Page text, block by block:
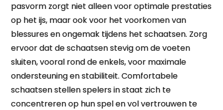
pasvorm zorgt niet alleen voor optimale prestaties
op het ijs, maar ook voor het voorkomen van
blessures en ongemak tijdens het schaatsen. Zorg
ervoor dat de schaatsen stevig om de voeten
sluiten, vooral rond de enkels, voor maximale
ondersteuning en stabiliteit. Comfortabele
schaatsen stellen spelers in staat zich te
concentreren op hun spel en vol vertrouwen te